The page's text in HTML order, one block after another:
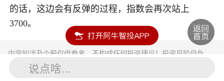
的话，这边会有反弹的过程，指数会再次站上
3700。
内容如涉及个股仅供参考，不构成任何投资建议！投资风险自负。
投资有风险，入市须谨慎。
说点啥...